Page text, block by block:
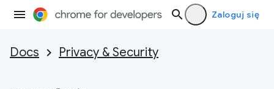
Zaloguj się
Docs Privacy & Security